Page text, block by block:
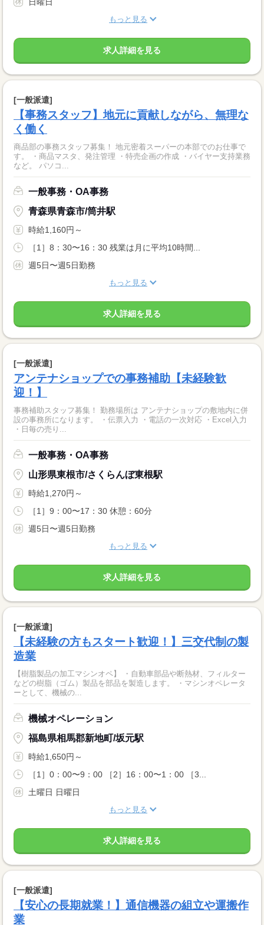
日曜日
もっと見る
求人詳細を見る
[一般派遣]
【事務スタッフ】地元に貢献しながら、無理な
く働く
商品部の事務スタッフ募集！ 地元密着スーパーの本部でのお仕事で
す。 ・商品マスタ、発注管理 ・特売企画の作成 ・バイヤー支持業務
など。 パソコ...
一般事務・OA事務
青森県青森市/筒井駅
時給1,160円～
［1］8：30〜16：30 残業は月に平均10時間...
週5日〜週5日勤務
もっと見る
求人詳細を見る
[一般派遣]
アンテナショップでの事務補助【未経験歓
迎！】
事務補助スタッフ募集！ 勤務場所は アンテナショップの敷地内に併
設の事務所になります。 ・伝票入力 ・電話の一次対応 ・Excel入力
・日毎の売り...
一般事務・OA事務
山形県東根市/さくらんぼ東根駅
時給1,270円～
［1］9：00〜17：30 休憩：60分
週5日〜週5日勤務
もっと見る
求人詳細を見る
[一般派遣]
【未経験の方もスタート歓迎！】三交代制の製
造業
【樹脂製品の加工マシンオペ】 ・自動車部品や断熱材、フィルター
などの樹脂（ゴム）製品を部品を製造します。 ・マシンオペレータ
ーとして、機械の...
機械オペレーション
福島県相馬郡新地町/坂元駅
時給1,650円～
［1］0：00〜9：00 ［2］16：00〜1：00 ［3...
土曜日 日曜日
もっと見る
求人詳細を見る
[一般派遣]
【安心の長期就業！】通信機器の組立や運搬作
業